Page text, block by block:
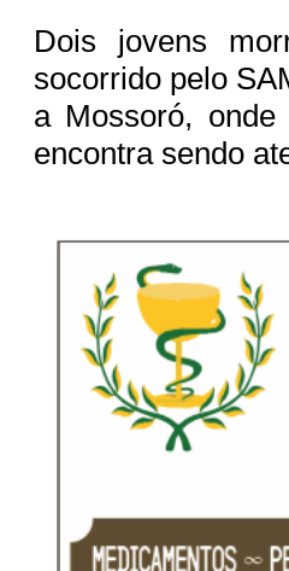
Dois jovens
socorrido pelo
a Mossoró,
encontra sendo